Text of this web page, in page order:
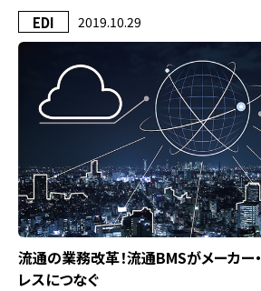
EDI 2019.10.29
流通の業務改革！流通BMSがメーカー
レスにつなぐ